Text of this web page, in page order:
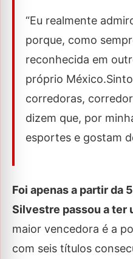
“Eu realmente
porque, como
reconhecida em
próprio
corredoras,
dizem que, por
esportes e gostam
Foi apenas a partir da
Silvestre passou a ter
maior vencedora é a
com seis títulos